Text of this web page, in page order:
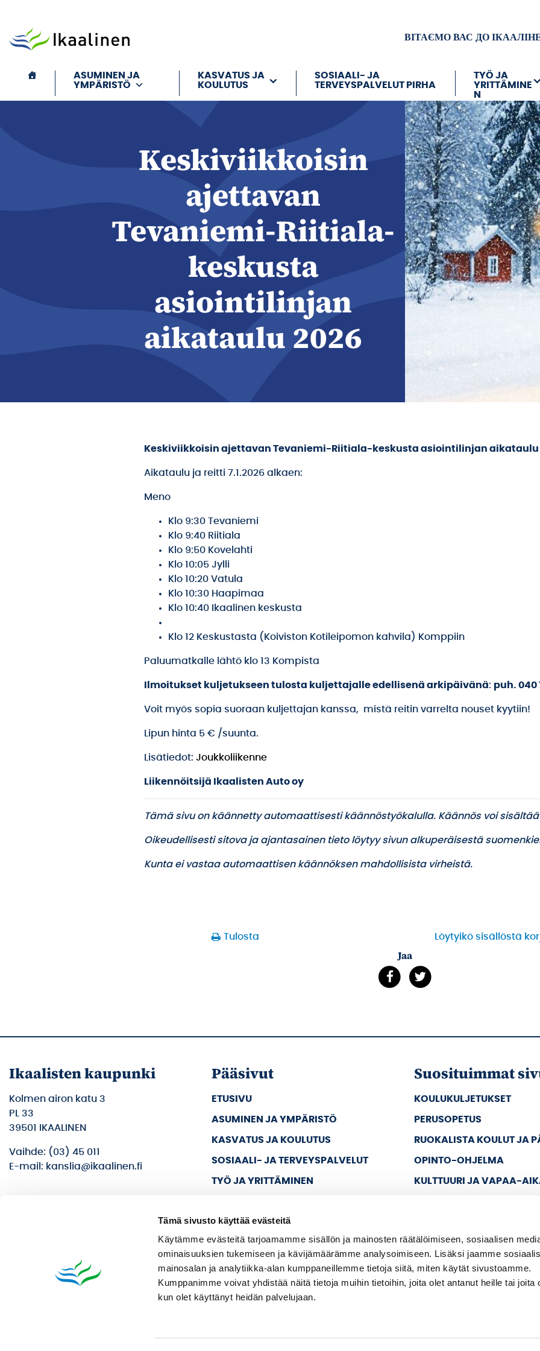
Tämä sivusto käyttää evästeitä
Käytämme evästeitä tarjoamamme sisällön ja mainosten räätälöimiseen, sosiaalisen
ominaisuuksien tukemiseen ja kävijämäärämme analysoimiseen. Lisäksi jaamme
mainosalan ja analytiikka-alan kumppaneillemme tietoja siitä, miten käytät sivustoamme.
Kumppanimme voivat yhdistää näitä tietoja muihin tietoihin, joita olet antanut heille tai joita
kun olet käyttänyt heidän palvelujaan.
ВІТАЄМО ВАС ДО
ASUMINEN JA
YMPÄRISTÖ
KASVATUS JA
KOULUTUS
SOSIAALI- JA
TERVEYSPALVELUT PIRHA
TYÖ JA
YRITTÄMINE
N
Keskiviikkoisin
ajettavan
Tevaniemi-Riitiala-
keskusta
asiointilinjan
aikataulu 2026
Keskiviikkoisin ajettavan Tevaniemi-Riitiala-keskusta asiointilinjan aikataulu
Aikataulu ja reitti 7.1.2026 alkaen:
Meno
Klo 9:30 Tevaniemi
Klo 9:40 Riitiala
Klo 9:50 Kovelahti
Klo 10:05 Jylli
Klo 10:20 Vatula
Klo 10:30 Haapimaa
Klo 10:40 Ikaalinen keskusta
Klo 12 Keskustasta (Koiviston Kotileipomon kahvila) Komppiin
Paluumatkalle lähtö klo 13 Kompista
Ilmoitukset kuljetukseen tulosta kuljettajalle edellisenä arkipäivänä: puh. 040
Voit myös sopia suoraan kuljettajan kanssa, mistä reitin varrelta nouset kyytiin!
Lipun hinta 5 € /suunta.
Lisätiedot: Joukkoliikenne
Liikennöitsijä Ikaalisten Auto oy
Tämä sivu on käännetty automaattisesti käännöstyökalulla. Käännös voi
Oikeudellisesti sitova ja ajantasainen tieto löytyy sivun alkuperäisestä
Kunta ei vastaa automaattisen käännöksen mahdollisista virheistä.
Tulosta Löytyikö sisällöstä
Jaa
Ikaalisten kaupunki
Kolmen airon katu 3
PL 33
39501 IKAALINEN
Vaihde: (03) 45 011
E-mail: kanslia@ikaalinen.fi
Pääsivut
ETUSIVU
ASUMINEN JA YMPÄRISTÖ
KASVATUS JA KOULUTUS
SOSIAALI- JA TERVEYSPALVELUT
TYÖ JA YRITTÄMINEN
KAUPUNKI JA HALLINTO
Suosituimmat
KOULUKULJETUKSET
PERUSOPETUS
RUOKALISTA KOULUT JA
OPINTO-OHJELMA
KULTTUURI JA VAPAA-